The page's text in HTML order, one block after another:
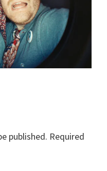
published. Required